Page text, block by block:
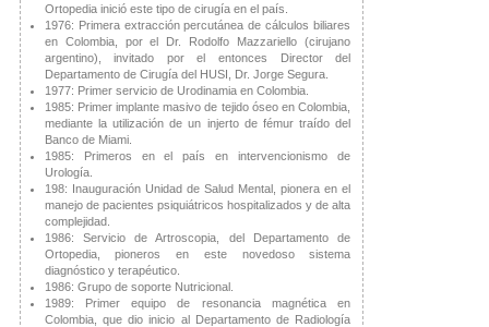
Ortopedia inició este tipo de cirugía en el país.
1976: Primera extracción percutánea de cálculos biliares
en Colombia, por el Dr. Rodolfo Mazzariello (cirujano
argentino), invitado por el entonces Director del
Departamento de Cirugía del HUSI, Dr. Jorge Segura.
1977: Primer servicio de Urodinamia en Colombia.
1985: Primer implante masivo de tejido óseo en Colombia,
mediante la utilización de un injerto de fémur traído del
Banco de Miami.
1985: Primeros en el país en intervencionismo de
Urología.
198: Inauguración Unidad de Salud Mental, pionera en el
manejo de pacientes psiquiátricos hospitalizados y de alta
complejidad.
1986: Servicio de Artroscopia, del Departamento de
Ortopedia, pioneros en este novedoso sistema
diagnóstico y terapéutico.
1986: Grupo de soporte Nutricional.
1989: Primer equipo de resonancia magnética en
Colombia, que dio inicio al Departamento de Radiología